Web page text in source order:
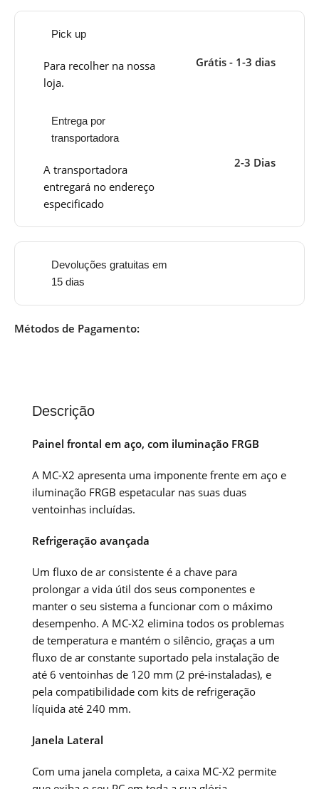
Pick up
Para recolher na nossa
loja.
Grátis - 1-3 dias
Entrega por
transportadora
A transportadora
entregará no endereço
especificado
2-3 Dias
Devoluções gratuitas em
15 dias
Métodos de Pagamento:
Descrição
Painel frontal em aço, com iluminação FRGB
A MC-X2 apresenta uma imponente frente em aço e
iluminação FRGB espetacular nas suas duas
ventoinhas incluídas.
Refrigeração avançada
Um fluxo de ar consistente é a chave para
prolongar a vida útil dos seus componentes e
manter o seu sistema a funcionar com o máximo
desempenho. A MC-X2 elimina todos os problemas
de temperatura e mantém o silêncio, graças a um
fluxo de ar constante suportado pela instalação de
até 6 ventoinhas de 120 mm (2 pré-instaladas), e
pela compatibilidade com kits de refrigeração
líquida até 240 mm.
Janela Lateral
Com uma janela completa, a caixa MC-X2 permite